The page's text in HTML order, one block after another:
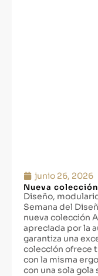
junio 26, 2026
Nueva
Diseño,
Semana del
nueva colección
apreciada por la
garantiza una
colección ofrece
con la misma
con una sola